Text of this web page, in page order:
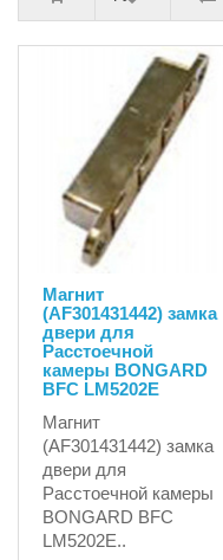
Магнит
(AF301431442) замка
двери для
Расстоечной
камеры BONGARD
BFC LM5202E
Магнит
(AF301431442) замка
двери для
Расстоечной камеры
BONGARD BFC
LM5202E..